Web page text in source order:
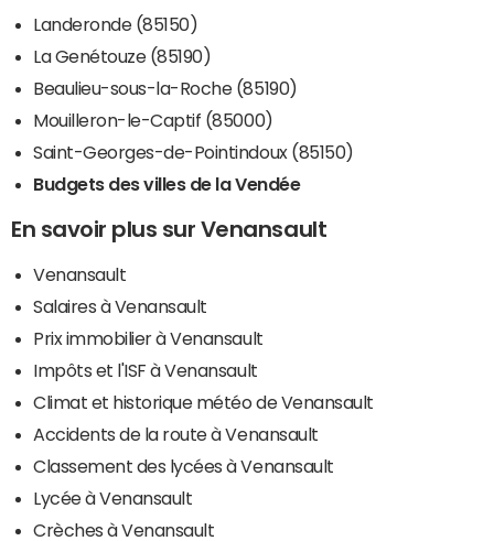
Landeronde (85150)
La Genétouze (85190)
Beaulieu-sous-la-Roche (85190)
Mouilleron-le-Captif (85000)
Saint-Georges-de-Pointindoux (85150)
Budgets des villes de la Vendée
En savoir plus sur Venansault
Venansault
Salaires à Venansault
Prix immobilier à Venansault
Impôts et l'ISF à Venansault
Climat et historique météo de Venansault
Accidents de la route à Venansault
Classement des lycées à Venansault
Lycée à Venansault
Crèches à Venansault